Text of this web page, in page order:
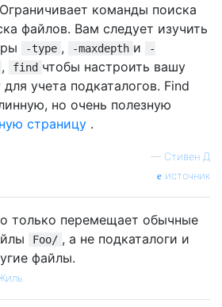
Ограничивает команды поиска
файлов. Вам следует изучить
-type , -maxdepth и
-
, find чтобы настроить вашу
учета подкаталогов. Find
но очень полезную
страницу .
— Стивен Д
источник
только перемещает обычные
Foo/ , а не подкаталоги и
файлы.